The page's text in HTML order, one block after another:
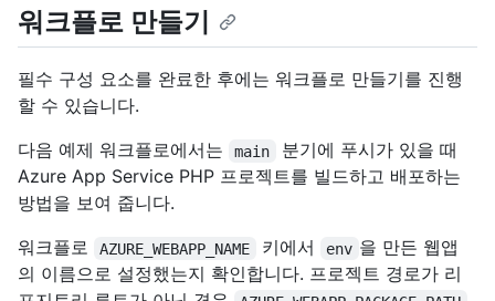
워크플로 만들기
필수 구성 요소를 완료한 후에는 워크플로 만들기를 진행
할 수 있습니다.
다음 예제 워크플로에서는
main
분기에 푸시가 있을 때
Azure App Service PHP 프로젝트를 빌드하고 배포하는
방법을 보여 줍니다.
워크플로
AZURE_WEBAPP_NAME 키에서 env 을 만든 웹앱
의 이름으로 설정했는지 확인합니다. 프로젝트 경로가 리